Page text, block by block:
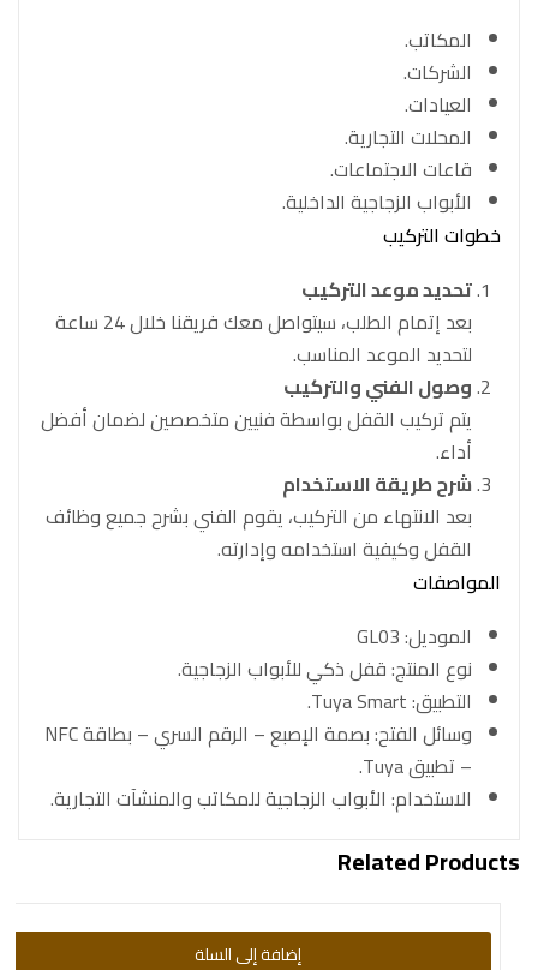
المكاتب.
الشركات.
العيادات.
المحلات التجارية.
قاعات الاجتماعات.
الأبواب الزجاجية الداخلية.
خطوات التركيب
تحديد موعد التركيب
بعد إتمام الطلب، سيتواصل معك فريقنا خلال 24 ساعة
لتحديد الموعد المناسب.
وصول الفني والتركيب
يتم تركيب القفل بواسطة فنيين متخصصين لضمان أفضل
أداء.
شرح طريقة الاستخدام
بعد الانتهاء من التركيب، يقوم الفني بشرح جميع وظائف
القفل وكيفية استخدامه وإدارته.
المواصفات
الموديل: GL03
نوع المنتج: قفل ذكي للأبواب الزجاجية.
التطبيق: Tuya Smart.
وسائل الفتح: بصمة الإصبع – الرقم السري – بطاقة NFC
– تطبيق Tuya.
الاستخدام: الأبواب الزجاجية للمكاتب والمنشآت التجارية.
Related Products
إضافة إلى السلة